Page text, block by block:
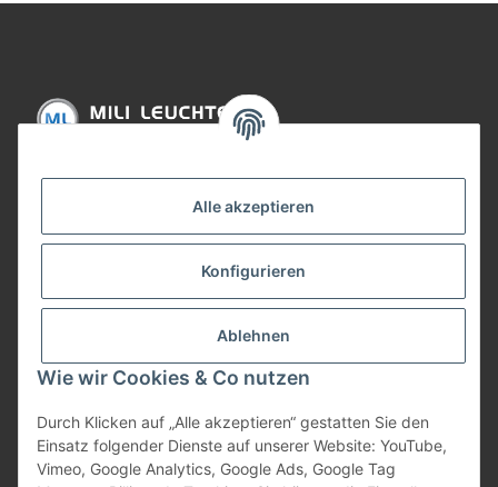
Alle akzeptieren
Konfigurieren
Ablehnen
Wie wir Cookies & Co nutzen
Durch Klicken auf „Alle akzeptieren“ gestatten Sie den
Einsatz folgender Dienste auf unserer Website: YouTube,
Vimeo, Google Analytics, Google Ads, Google Tag
Gesetzliche Informationen
Bezahlung